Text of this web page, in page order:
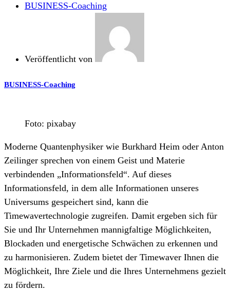
BUSINESS-Coaching
Veröffentlicht von
BUSINESS-Coaching
Foto: pixabay
Moderne Quantenphysiker wie Burkhard Heim oder Anton
Zeilinger sprechen von einem Geist und Materie
verbindenden „Informationsfeld“. Auf dieses
Informationsfeld, in dem alle Informationen unseres
Universums gespeichert sind, kann die
Timewavertechnologie zugreifen. Damit ergeben sich für
Sie und Ihr Unternehmen mannigfaltige Möglichkeiten,
Blockaden und energetische Schwächen zu erkennen und
zu harmonisieren. Zudem bietet der Timewaver Ihnen die
Möglichkeit, Ihre Ziele und die Ihres Unternehmens gezielt
zu fördern.